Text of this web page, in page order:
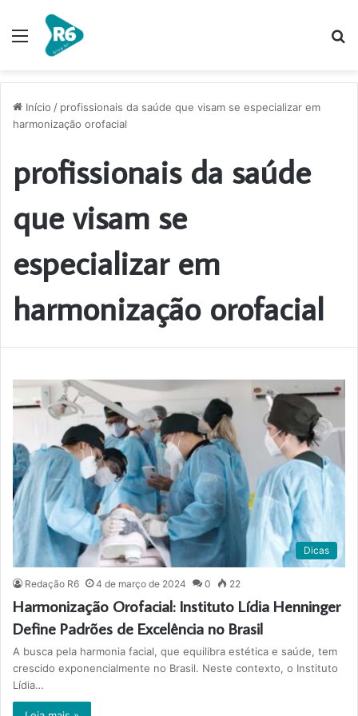
Menu
Início / profissionais da saúde que visam se especializar em
harmonização orofacial
profissionais da saúde
que visam se
especializar em
harmonização orofacial
Dicas
Redação R6 4 de março de 2024 0 22
Harmonização Orofacial: Instituto Lídia Henninger
Define Padrões de Excelência no Brasil
A busca pela harmonia facial, que equilibra estética e saúde, tem
crescido exponencialmente no Brasil. Neste contexto, o Instituto
Lídia…